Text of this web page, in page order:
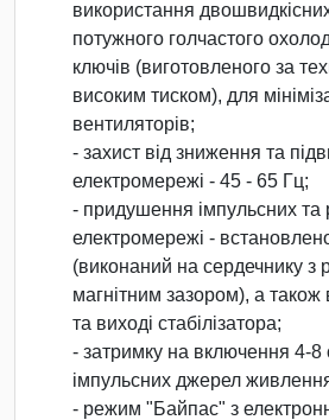
використання
потужного голчастого
ключів (виготовленого за
високим тиском), для
вентиляторів;
- захист від зниження та
електромережі - 45 - 65 Гц;
- придушення імпульсних та
електромережі -
(виконаний на сердечнику з
магнітним зазором), а також
та виході стабілізатора;
- затримку на включення 4-8
імпульсних джерел
- режим "Байпас" з